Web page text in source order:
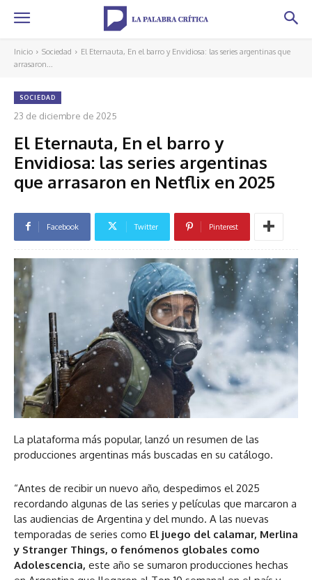
Inicio Sociedad
El Eternauta, En el barro y Envidiosa: las series argentinas que
arrasaron...
SOCIEDAD
23 de diciembre de 2025
El Eternauta, En el barro y
Envidiosa: las series argentinas
que arrasaron en Netflix en 2025
Facebook Twitter Pinterest
La plataforma más popular, lanzó un resumen de las
producciones argentinas más buscadas en su catálogo.
“Antes de recibir un nuevo año, despedimos el 2025
recordando algunas de las series y películas que marcaron a
las audiencias de Argentina y del mundo. A las nuevas
temporadas de series como El juego del calamar, Merlina
y Stranger Things, o fenómenos globales como
Adolescencia, este año se sumaron producciones hechas